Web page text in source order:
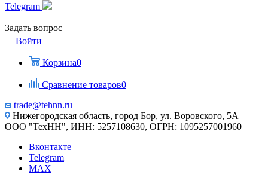
Telegram
Задать вопрос
Войти
Корзина0
Сравнение товаров0
trade@tehnn.ru
Нижегородская область, город Бор, ул. Воровского, 5А
ООО "ТехНН", ИНН: 5257108630, ОГРН: 1095257001960
Вконтакте
Telegram
MAX